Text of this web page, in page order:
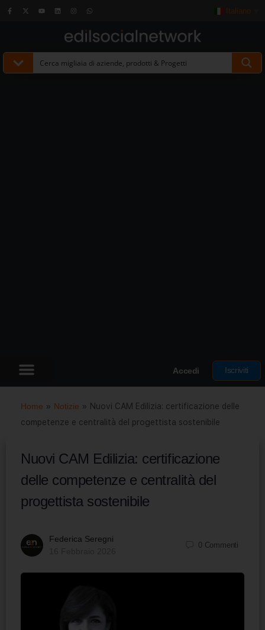
Italiano
Accedi Iscriviti
Home » Notizie » Nuovi CAM Edilizia: certificazione delle
competenze e centralità del progettista sostenibile
Nuovi CAM Edilizia: certificazione
delle competenze e centralità del
progettista sostenibile
Federica Seregni
0 Commenti